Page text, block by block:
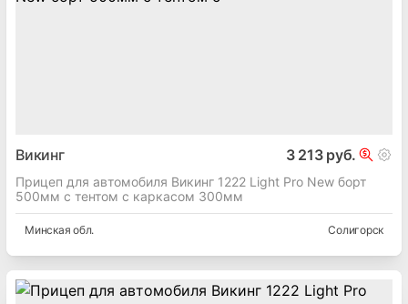
Викинг 3 213 руб.
Прицеп для автомобиля Викинг 1222 Light Pro New борт
500мм с тентом с каркасом 300мм
Минская обл. Солигорск